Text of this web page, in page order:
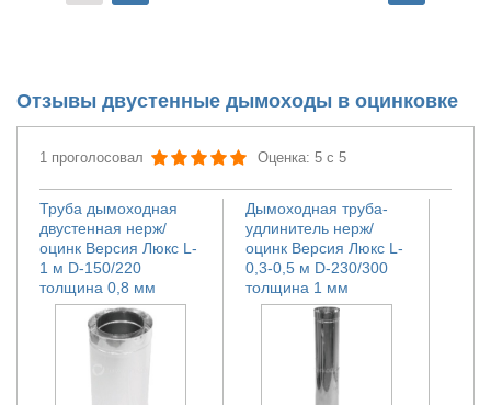
Отзывы двустенные дымоходы в оцинковке
1 проголосовал Оценка: 5 с 5
Труба дымоходная
двустенная нерж/
оцинк Версия Люкс L-
1 м D-150/220
толщина 0,8 мм
Дымоходная труба-
удлинитель нерж/
оцинк Версия Люкс L-
0,3-0,5 м D-230/300
толщина 1 мм